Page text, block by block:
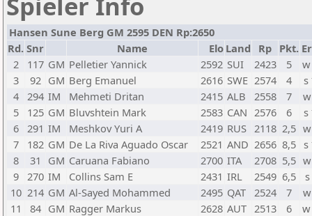
Hansen Sune Berg GM 2595 DEN Rp:2650
Rd. Snr Name Elo Land Rp Pkt.
2
117 GM Pelletier Yannick 2592 SUI 2423 5
3
92 GM Berg Emanuel 2616 SWE 2574 4
s
4 294 IM Mehmeti Dritan 2415 ALB 2558 7
5
125 GM Bluvshtein Mark 2583 CAN 2576 6
s
6 291 IM Meshkov Yuri A 2419 RUS 2118 2,5
7
182 GM De La Riva Aguado Oscar 2521 AND 2656 8,5 s
8
31 GM Caruana Fabiano 2700 ITA 2708 5,5
9 270 IM Collins Sam E 2431 IRL 2549 6,5
10 214 GM Al-Sayed Mohammed 2495 QAT 2524 7
11
84 GM Ragger Markus 2628 AUT 2513 6